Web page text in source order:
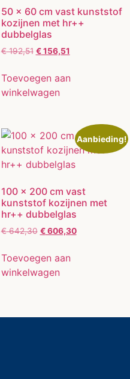
50 x 60 cm vast kunststof
kozijnen met hr++
dubbelglas
€192,51 €156,51
Toevoegen aan
winkelwagen
Aanbieding!
100 x 200 cm vast
kunststof kozijnen met
hr++ dubbelglas
€642,30 €606,30
Toevoegen aan
winkelwagen